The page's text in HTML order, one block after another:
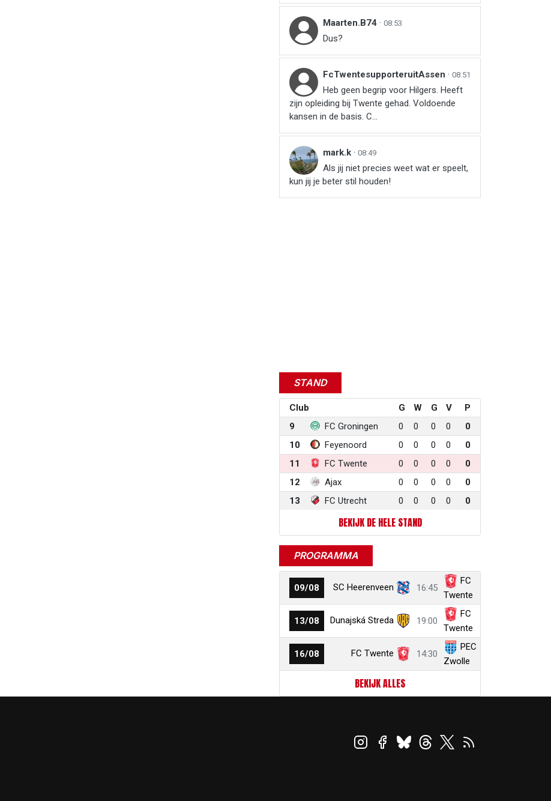
Maarten.B74 · 08:53
Dus?
FcTwentesupporteruitAssen · 08:51
Heb geen begrip voor Hilgers. Heeft
zijn opleiding bij Twente gehad. Voldoende
kansen in de basis. C...
mark.k · 08:49
Als jij niet precies weet wat er speelt,
kun jij je beter stil houden!
STAND
Club G W G V
P
9
FC Groningen 0 0 0 0
0
10
Feyenoord 0 0 0 0
0
11
FC Twente 0 0 0 0
0
12
Ajax 0 0 0 0
0
13
FC Utrecht 0 0 0 0 0
BEKIJK DE HELE STAND
PROGRAMMA
09/08 SC Heerenveen 16:45
FC
Twente
13/08 Dunajská Streda 19:00
FC
Twente
16/08 FC Twente 14:30
PEC
Zwolle
BEKIJK ALLES